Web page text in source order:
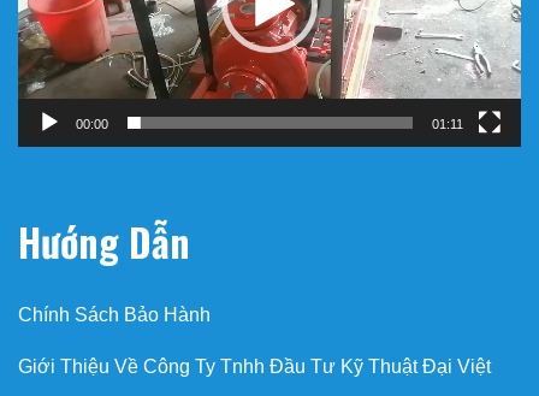
00:00 01:11
Hướng Dẫn
Chính Sách Bảo Hành
Giới Thiệu Về Công Ty Tnhh Đầu Tư Kỹ Thuật Đại Việt